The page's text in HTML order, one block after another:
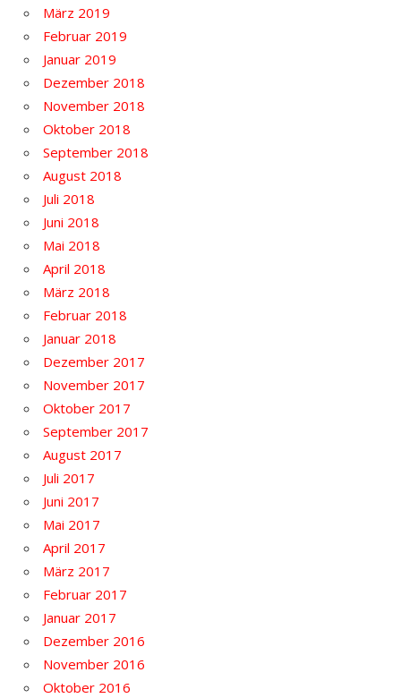
März 2019
Februar 2019
Januar 2019
Dezember 2018
November 2018
Oktober 2018
September 2018
August 2018
Juli 2018
Juni 2018
Mai 2018
April 2018
März 2018
Februar 2018
Januar 2018
Dezember 2017
November 2017
Oktober 2017
September 2017
August 2017
Juli 2017
Juni 2017
Mai 2017
April 2017
März 2017
Februar 2017
Januar 2017
Dezember 2016
November 2016
Oktober 2016